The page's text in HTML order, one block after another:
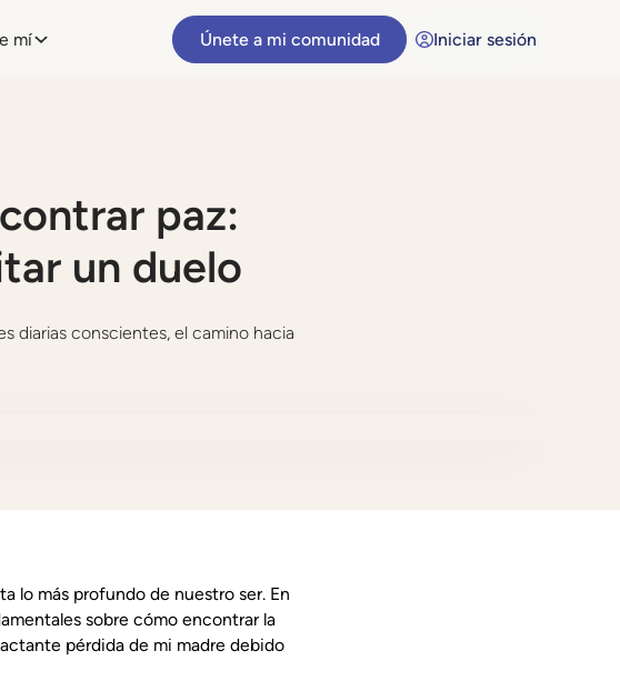
mí Únete a mi comunidad Iniciar sesión
paz:
un duelo
diarias conscientes, el camino hacia
lo más profundo de nuestro ser. En
sobre cómo encontrar la
pérdida de mi madre debido